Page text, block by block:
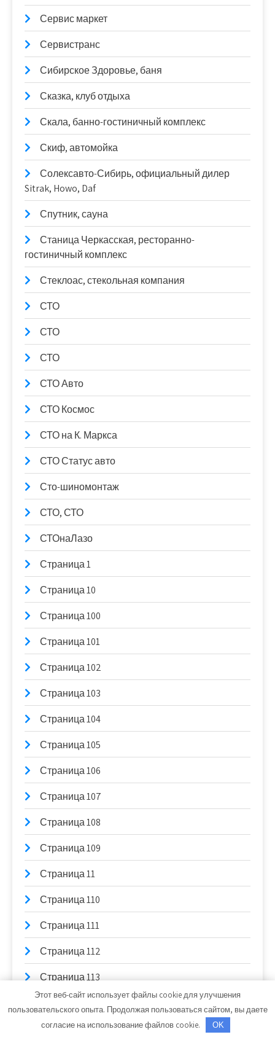
Сервис маркет
Сервистранс
Сибирское Здоровье, баня
Сказка, клуб отдыха
Скала, банно-гостиничный комплекс
Скиф, автомойка
Солексавто-Сибирь, официальный дилер
Sitrak, Howo, Daf
Спутник, сауна
Станица Черкасская, ресторанно-
гостиничный комплекс
Стеклоас, стекольная компания
СТО
СТО
СТО
СТО Авто
СТО Космос
СТО на К. Маркса
СТО Статус авто
Сто-шиномонтаж
СТО, СТО
СТОнаЛазо
Страница 1
Страница 10
Страница 100
Страница 101
Страница 102
Страница 103
Страница 104
Страница 105
Страница 106
Страница 107
Страница 108
Страница 109
Страница 11
Страница 110
Страница 111
Страница 112
Страница 113
Страница 115
Этот веб-сайт использует файлы cookie для улучшения
пользовательского опыта. Продолжая пользоваться сайтом, вы даете
согласие на использование файлов cookie.
OK